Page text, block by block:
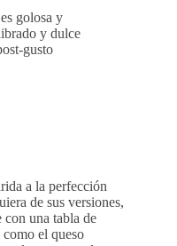
muy
notas a
floral.
golosa y